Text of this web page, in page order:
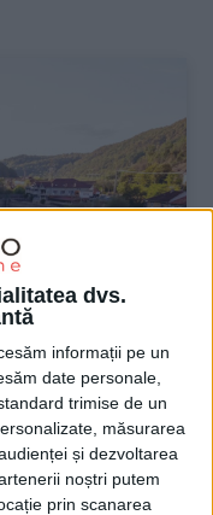
dvs.
informații pe un
date personale,
trimise de un
măsurarea
și dezvoltarea
noștri putem
prin scanarea